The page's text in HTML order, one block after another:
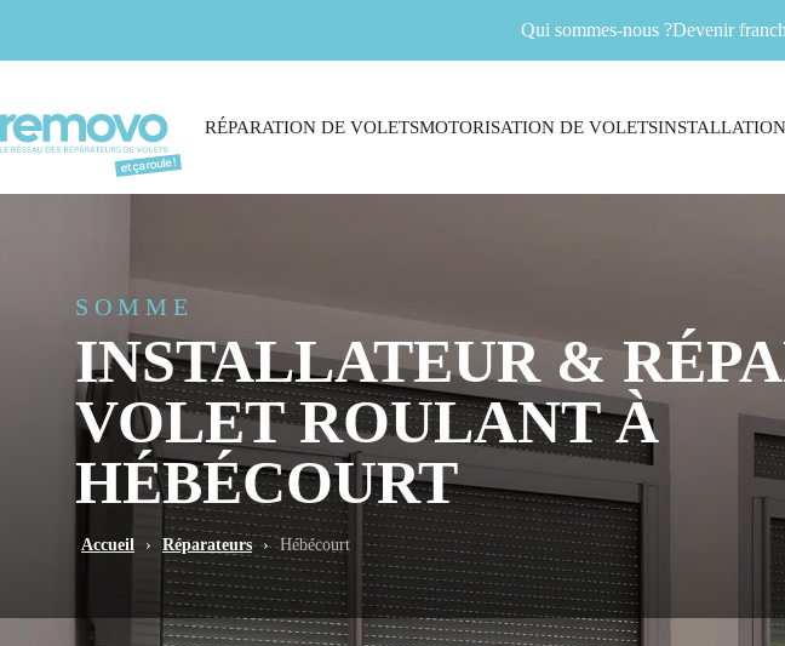
Qui sommes-nous ?Devenir
RÉPARATION DE VOLETSMOTORISATION DE VOLETS
SOMME
INSTALLATEUR &
VOLET ROULANT À
HÉBÉCOURT
Accueil › Réparateurs › Hébécourt